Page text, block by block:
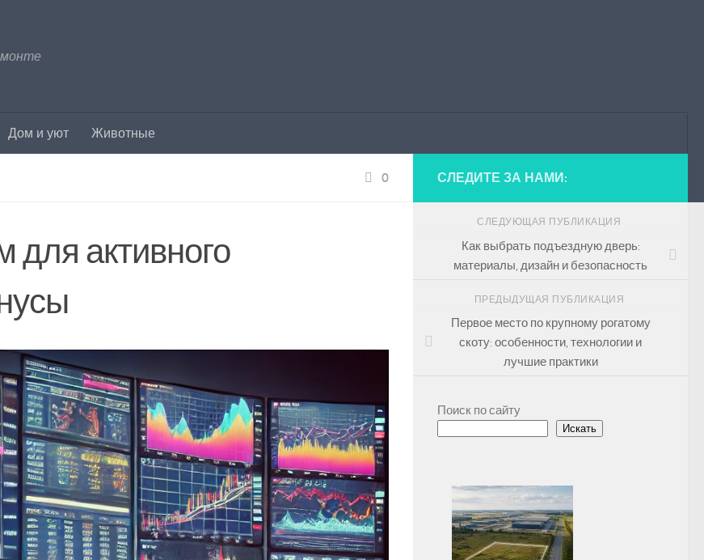
Дом и уют Животные
0
для активного
СЛЕДИТЕ ЗА НАМИ:
СЛЕДУЮЩАЯ ПУБЛИКАЦИЯ
Как выбрать подъездную дверь:
материалы, дизайн и безопасность
ПРЕДЫДУЩАЯ ПУБЛИКАЦИЯ
Первое место по крупному рогатому
скоту: особенности, технологии и
лучшие практики
Поиск по сайту
Искать